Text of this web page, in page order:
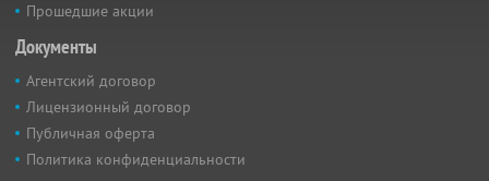
Прошедшие акции
Документы
Агентский договор
Лицензионный договор
Публичная оферта
Политика конфиденциальности